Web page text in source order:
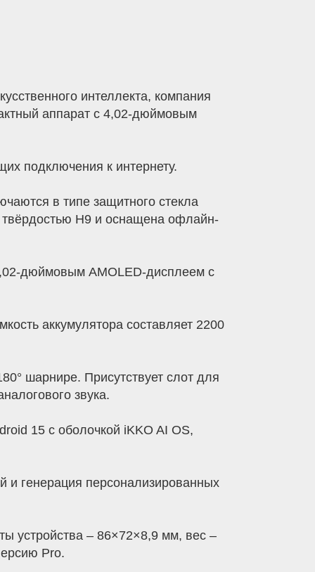
интеллекта, компания
аппарат с 4,02-дюймовым
подключения к интернету.
в типе защитного стекла
H9 и оснащена офлайн-
дюймовым AMOLED-дисплеем с
аккумулятора составляет 2200
шарнире. Присутствует слот для
звука.
15 с оболочкой iKKO AI OS,
и генерация персонализированных
устройства – 86×72×8,9 мм, вес –
Pro.